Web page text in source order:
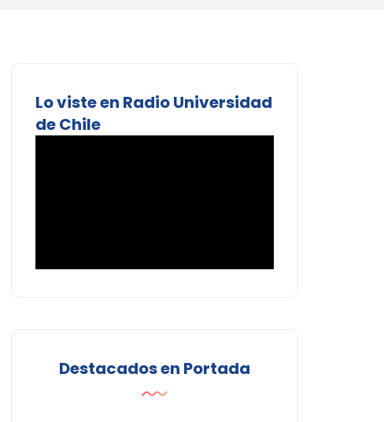
Lo viste en Radio Universidad
de Chile
Destacados en Portada